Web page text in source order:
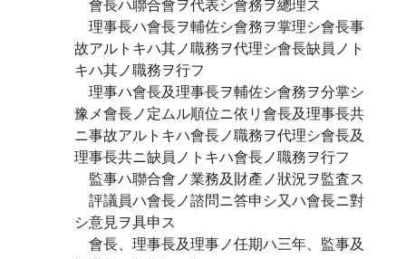
理事長ハ會長ヲ輔佐シ會務ヲ掌理シ會長事
故アルトキハ其ノ職務ヲ代理シ會長缺員ノト
キハ其ノ職務ヲ行フ
理事ハ會長及理事長ヲ輔佐シ會務ヲ分掌シ
豫メ會長ノ定ムル順位ニ依リ會長及理事長共
ニ事故アルトキハ會長ノ職務ヲ代理シ會長及
理事長共ニ缺員ノトキハ會長ノ職務ヲ行フ
監事ハ聯合會ノ業務及財產ノ狀況ヲ監査ス
評議員ハ會長ノ諮問ニ答申シ又ハ會長ニ對
シ意見ヲ具申ス
會長、理事長及理事ノ任期ハ三年、監事及